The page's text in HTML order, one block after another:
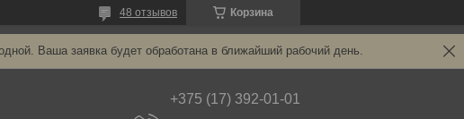
Корзина
48 отзывов
Ваша заявка будет обработана в ближайший рабочий день.
+375 (17) 392-01-01